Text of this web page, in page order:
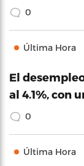
0
Última Hora
El
al 4.1%, con
0
Última Hora